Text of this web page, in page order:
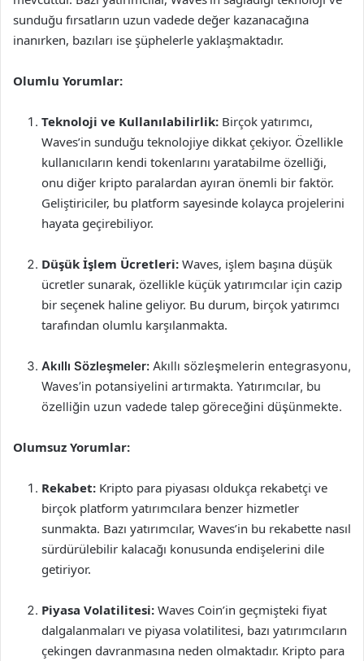
sunduğu fırsatların uzun vadede değer kazanacağına
inanırken, bazıları ise şüphelerle yaklaşmaktadır.
Olumlu Yorumlar:
Teknoloji ve Kullanılabilirlik: Birçok yatırımcı,
Waves’in sunduğu teknolojiye dikkat çekiyor. Özellikle
kullanıcıların kendi tokenlarını yaratabilme özelliği,
onu diğer kripto paralardan ayıran önemli bir faktör.
Geliştiriciler, bu platform sayesinde kolayca projelerini
hayata geçirebiliyor.
Düşük İşlem Ücretleri: Waves, işlem başına düşük
ücretler sunarak, özellikle küçük yatırımcılar için cazip
bir seçenek haline geliyor. Bu durum, birçok yatırımcı
tarafından olumlu karşılanmakta.
Akıllı Sözleşmeler: Akıllı sözleşmelerin entegrasyonu,
Waves’in potansiyelini artırmakta. Yatırımcılar, bu
özelliğin uzun vadede talep göreceğini düşünmekte.
Olumsuz Yorumlar:
Rekabet: Kripto para piyasası oldukça rekabetçi ve
birçok platform yatırımcılara benzer hizmetler
sunmakta. Bazı yatırımcılar, Waves’in bu rekabette nasıl
sürdürülebilir kalacağı konusunda endişelerini dile
getiriyor.
Piyasa Volatilitesi: Waves Coin’in geçmişteki fiyat
dalgalanmaları ve piyasa volatilitesi, bazı yatırımcıların
çekingen davranmasına neden olmaktadır. Kripto para